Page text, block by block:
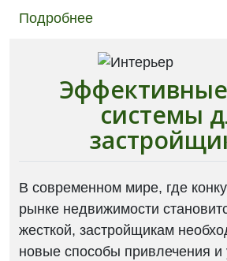
Подробнее
Эффективные
системы
В современном мире, где
рынке недвижимости
жесткой, застройщикам
новые способы привлечения и